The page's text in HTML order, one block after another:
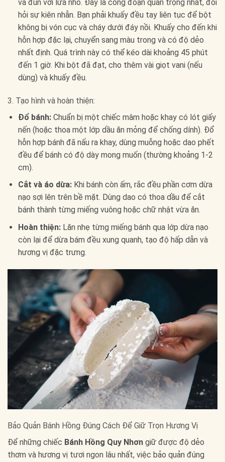
và đun với lửa nhỏ. Đây là công đoạn quan trọng nhất, đòi
hỏi sự kiên nhẫn. Bạn phải khuấy đều tay liên tục để bột
không bị vón cục và cháy dưới đáy nồi. Khuấy cho đến khi
hỗn hợp đặc lại, chuyển sang màu trong và có độ dẻo
nhất định. Quá trình này có thể kéo dài khoảng 45 phút
đến 1 giờ. Khi bột đã đạt, cho thêm vài giọt vani (nếu
dùng) và khuấy đều.
3. Tạo hình và hoàn thiện:
Đổ bánh:Chuẩn bị một chiếc mâm hoặc khay có lót giấy
nến (hoặc thoa một lớp dầu ăn mỏng để chống dính). Đổ
hỗn hợp bánh đã nấu ra khay, dùng muỗng hoặc dao phết
đều để bánh có độ dày mong muốn (thường khoảng 1-2
cm).
Cắt và áo dừa:Khi bánh còn ấm, rắc đều phần cơm dừa
nạo sợi lên trên bề mặt. Dùng dao có thoa dầu để cắt
bánh thành từng miếng vuông hoặc chữ nhật vừa ăn.
Hoàn thiện:Lăn nhẹ từng miếng bánh qua lớp dừa nạo
còn lại để dừa bám đều xung quanh, tạo độ hấp dẫn và
hương vị đặc trưng.
Bảo Quản Bánh Hồng Đúng Cách Để Giữ Trọn Hương Vị
Để những chiếc Bánh Hồng Quy Nhơn giữ được độ dẻo
thơm và hương vị tươi ngon lâu nhất, việc bảo quản đúng